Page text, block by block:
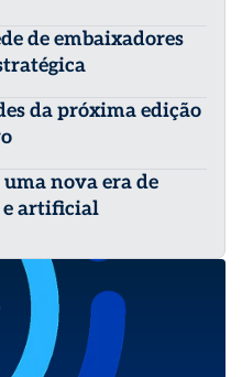
de embaixadores
da próxima edição
nova era de
e artificial